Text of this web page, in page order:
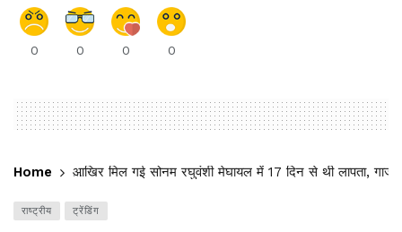
0 0 0 0
Home आखिर मिल गई सोनम रघुवंशी मेघायल में 17 दिन से थी लापता,
राष्ट्रीय ट्रेंडिंग